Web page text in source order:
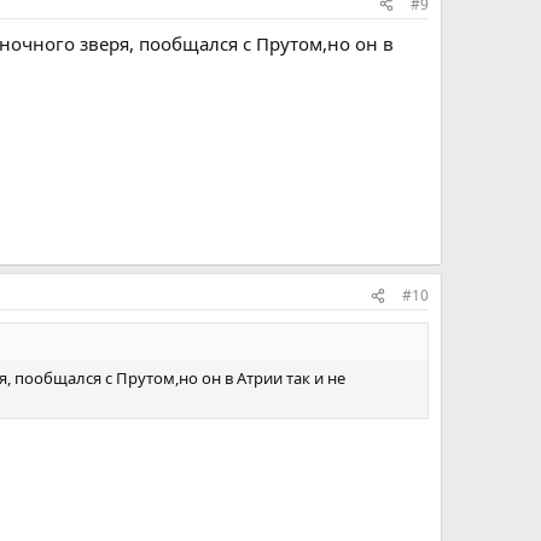
#9
зверя, пообщался с Прутом,но он в
#10
пообщался с Прутом,но он в Атрии так и не